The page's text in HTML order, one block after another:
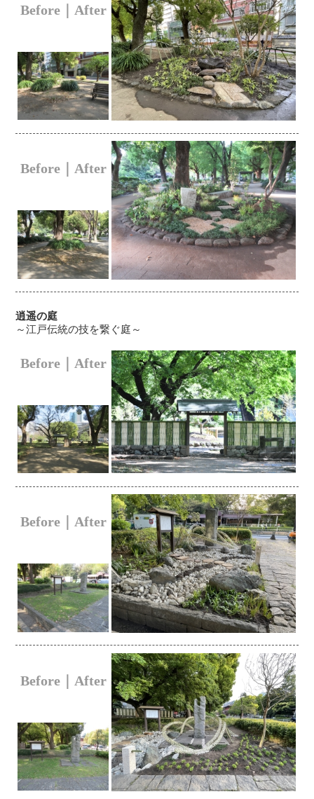
Before｜After
Before｜After
逍遥の庭
～江戸伝統の技を繋ぐ庭～
Before｜After
Before｜After
Before｜After